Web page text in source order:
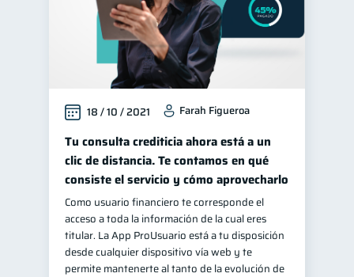
18 / 10 / 2021 Farah Figueroa
Tu consulta crediticia ahora está a un
clic de distancia. Te contamos en qué
consiste el servicio y cómo aprovecharlo
Como usuario financiero te corresponde el
acceso a toda la información de la cual eres
titular. La App ProUsuario está a tu disposición
desde cualquier dispositivo vía web y te
permite mantenerte al tanto de la evolución de